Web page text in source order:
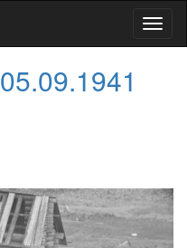
05.09.1941